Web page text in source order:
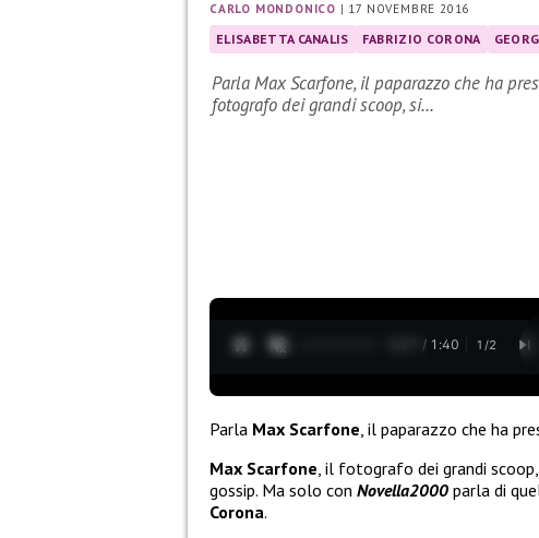
CARLO MONDONICO | 17 NOVEMBRE 2016
ELISABETTA CANALIS FABRIZIO CORONA
Parla Max Scarfone, il paparazzo che ha
fotografo dei grandi scoop, si…
0:28 / 1:40 1 /2
Parla Max Scarfone , il paparazzo che ha
Max Scarfone , il fotografo dei grandi
gossip. Ma solo con Novella2000 parla di
Corona.